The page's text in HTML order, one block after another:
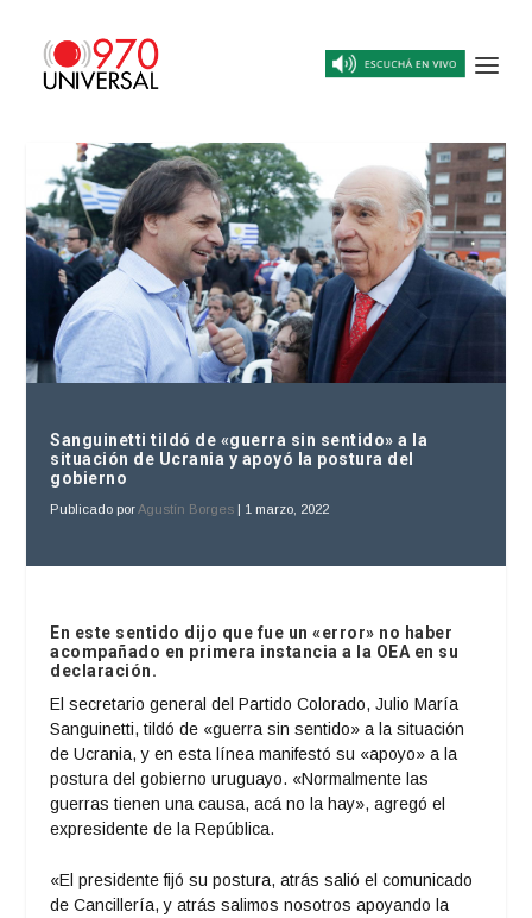
Sanguinetti tildó de «guerra sin sentido» a la
situación de Ucrania y apoyó la postura del
gobierno
Publicado porAgustín Borges | 1 marzo, 2022
En este sentido dijo que fue un «error» no haber
acompañado en primera instancia a la OEA en su
declaración.
El secretario general del Partido Colorado, Julio María
Sanguinetti, tildó de «guerra sin sentido» a la situación
de Ucrania, y en esta línea manifestó su «apoyo» a la
postura del gobierno uruguayo. «Normalmente las
guerras tienen una causa, acá no la hay», agregó el
expresidente de la República.
«El presidente fijó su postura, atrás salió el comunicado
de Cancillería, y atrás salimos nosotros apoyando la